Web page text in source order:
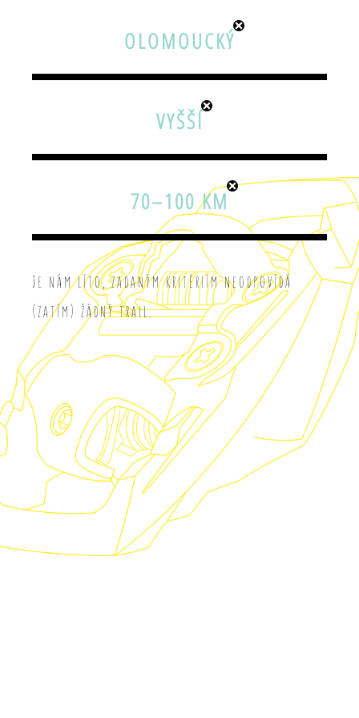
OLOMOUCKÝ
VYŠŠÍ
70–100 KM
Je nám líto, zadaným kritériím neodpovídá
(zatím) žádný trail.